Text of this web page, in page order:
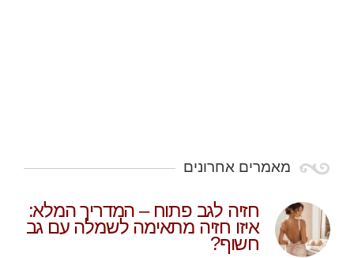
מאמרים אחרונים
חזיה לגב פתוח – המדריך המלא:
איזו חזיה מתאימה לשמלה עם גב
חשוף?